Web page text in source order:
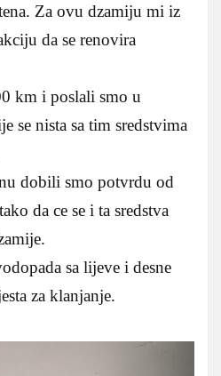
Za ovu dzamiju mi iz
da se renovira
km i poslali smo u
se nista sa tim sredstvima
dobili smo potvrdu od
da ce se i ta sredstva
sa lijeve i desne
za klanjanje.